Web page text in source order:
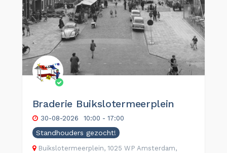
Braderie Buikslotermeerplein
30-08-2026 10:00 - 17:00
Standhouders gezocht!
Buikslotermeerplein, 1025 WP Amsterdam,